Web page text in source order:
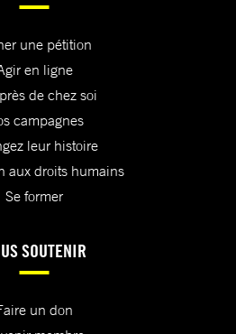
une pétition
en ligne
de chez soi
campagnes
leur histoire
aux droits humains
Se former
SOUTENIR
un don